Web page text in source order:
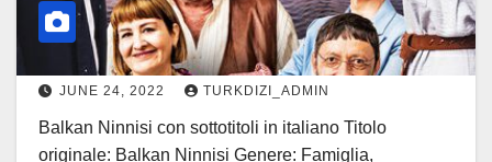
JUNE 24, 2022 TURKDIZI_ADMIN
Balkan Ninnisi con sottotitoli in italiano Titolo
originale: Balkan Ninnisi Genere: Famiglia,